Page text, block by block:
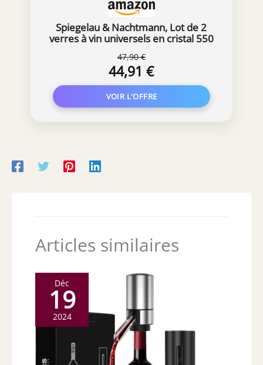
Spiegelau & Nachtmann, Lot de 2
verres à vin universels en cristal 550
47,90 €
44,91 €
Articles similaires
Déc
19
2024